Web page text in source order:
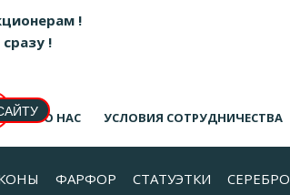
!
!
О НАС УСЛОВИЯ СОТРУДНИЧЕСТВА
ФАРФОР СТАТУЭТКИ СЕРЕБРО